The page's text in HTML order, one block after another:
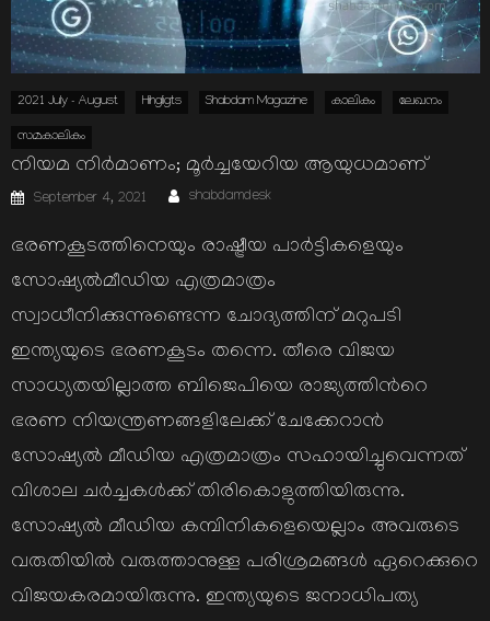
2021 July - August Hihgligts Shabdam Magazine കാലികം ലേഖനം
സമകാലികം
നിയമ നിര്‍മാണം; മൂര്‍ച്ചയേറിയ ആയുധമാണ്
Posted
on
September 4, 2021 Author
shabdamdesk
ഭരണകൂടത്തിനെയും രാഷ്ട്രീയ പാര്‍ട്ടികളെയും
സോഷ്യല്‍മീഡിയ എത്രമാത്രം
സ്വാധീനിക്കുന്നുണ്ടെന്ന ചോദ്യത്തിന് മറുപടി
ഇന്ത്യയുടെ ഭരണകൂടം തന്നെ. തീരെ വിജയ
സാധ്യതയില്ലാത്ത ബിജെപിയെ രാജ്യത്തിന്‍റെ
ഭരണ നിയന്ത്രണങ്ങളിലേക്ക് ചേക്കേറാന്‍
സോഷ്യല്‍ മീഡിയ എത്രമാത്രം സഹായിച്ചുവെന്നത്
വിശാല ചര്‍ച്ചകള്‍ക്ക് തിരികൊളുത്തിയിരുന്നു.
സോഷ്യല്‍ മീഡിയ കമ്പിനികളെയെല്ലാം അവരുടെ
വരുതിയില്‍ വരുത്താനുള്ള പരിശ്രമങ്ങള്‍ ഏറെക്കുറെ
വിജയകരമായിരുന്നു. ഇന്ത്യയുടെ ജനാധിപത്യ